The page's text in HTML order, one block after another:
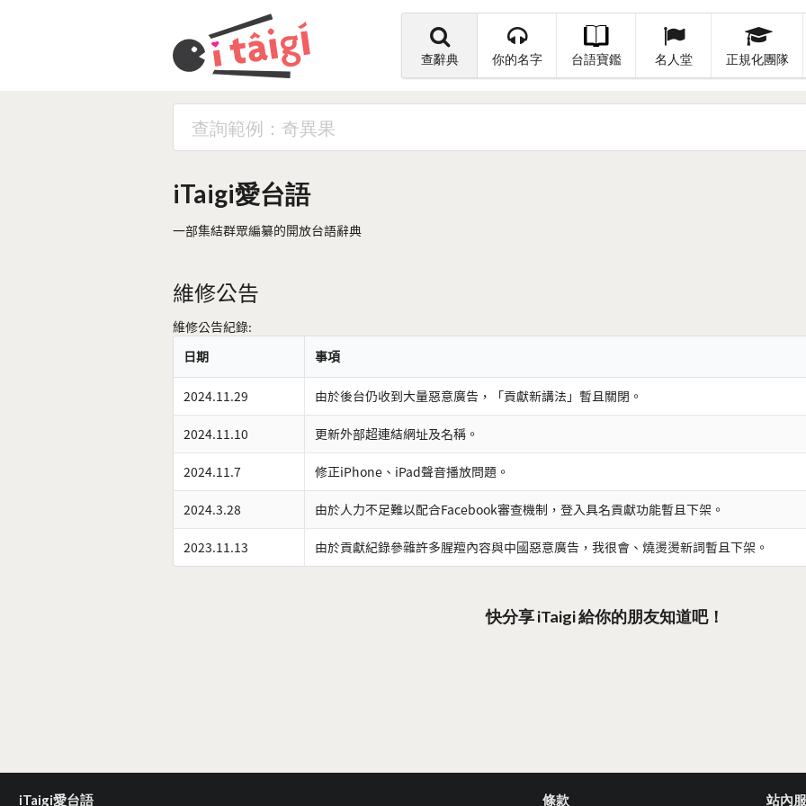
查辭典 你的名字 台語寶鑑 名人堂 正規化團隊
iTaigi愛台語
一部集結群眾編纂的開放台語辭典
維修公告
維修公告紀錄:
日期
事項
2024.11.29 由於後台仍收到大量惡意廣告，「貢獻新講法」暫且關閉。
2024.11.10 更新外部超連結網址及名稱。
2024.11.7 修正iPhone、iPad聲音播放問題。
2024.3.28 由於人力不足難以配合Facebook審查機制，登入具名貢獻功能暫且下架。
2023.11.13 由於貢獻紀錄參雜許多腥羶內容與中國惡意廣告，我很會、燒燙燙新詞暫且下架。
快分享 iTaigi 給你的朋友知道吧！
iTaigi愛台語 條款 站內